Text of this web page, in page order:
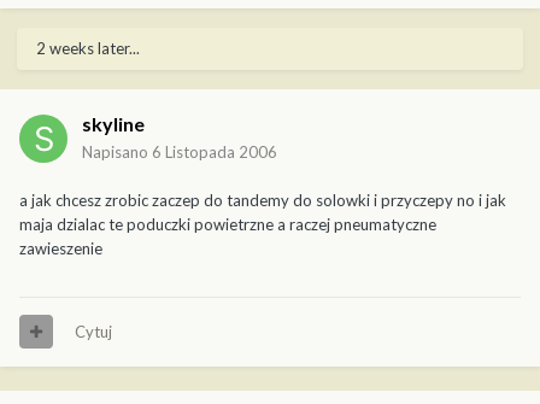
2 weeks later...
skyline
Napisano 6 Listopada 2006
a jak chcesz zrobic zaczep do tandemy do solowki i przyczepy no i jak
maja dzialac te poduczki powietrzne a raczej pneumatyczne
zawieszenie
Cytuj